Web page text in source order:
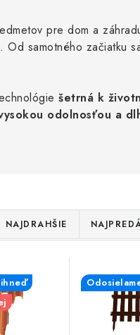
pre dom a
. Od samotného začiatku
šetrná k
odolnosťou a
NAJDRAHŠIE